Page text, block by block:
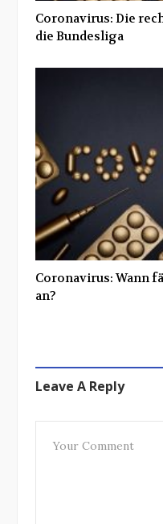
Coronavirus: Die
die Bundesliga
Coronavirus: Wann
an?
Leave A Reply